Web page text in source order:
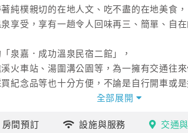
純樸親切的在地人文、吃不盡的在地美食，
享受，享有一趟令人回味再三、簡單、自在
泉嘉．成功溫泉民宿二館」，
火車站、湯圍溝公園等，為一擁有交通往來
紀念品等也十分方便，不論是自行開車或
」的套房設計色彩鮮明、獨具風格，
全部展開
房間預訂 設施與服務 交通